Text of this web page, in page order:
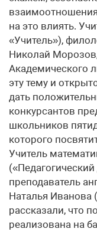
на это влиять.
«Учитель»),
Николай
Академического
эту тему и
дать
конкурсантов
школьников
которого
Учитель
преподаватель
Наталья Иванова
рассказали, что
реализована на